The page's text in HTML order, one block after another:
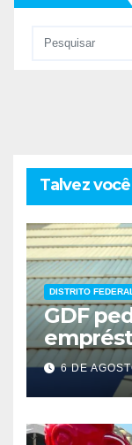
Talvez
DISTRITO
GDF
bilhões
FGC
6 DE